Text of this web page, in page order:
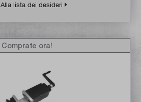
Alla lista dei desideri
Comprate ora!